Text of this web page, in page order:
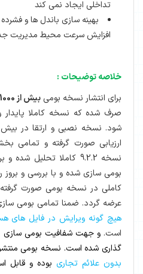
تداخلی ایجاد نمی کند
بهینه سازی باندل ها و
افزایش سرعت محیط مدیریت
خلاصه توضیحات :
برای انتشار نسخه بومی بیش از 1000 ساعت
صرف شده که نسخه کاملا پایدار
ارزیابی صورت گرفته و تمامی
نسخه 9.2.2 کاملا تحلیل
بومی سازی شده و با بررسی و
کاملی در نسخه بومی صورت
عرضه گردد. ضمنا تمامی بومی
هیچ گونه ویرایش در فایل های
است. و جهت شفافیت بومی
گذاری شده است. نسخه بومی
بدون علائم تجاری بوده و قابل